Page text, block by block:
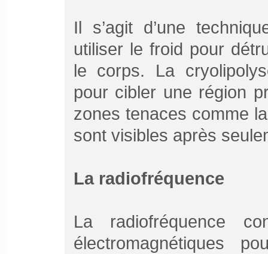
Il s’agit d’une
utiliser le froid pour
le corps. La
pour cibler une région
zones tenaces comme
sont visibles après
La radiofréquence
La radiofréquence
électromagnétiques